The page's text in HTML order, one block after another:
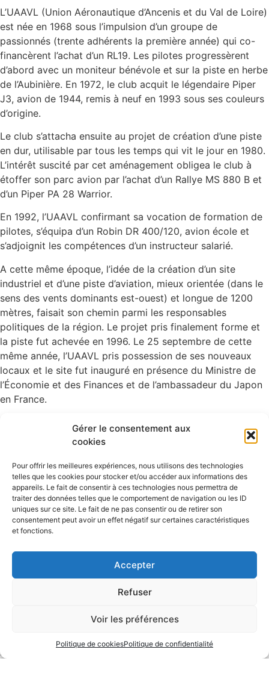
Gérer le consentement aux
cookies
Pour offrir les meilleures expériences, nous utilisons des technologies
telles que les cookies pour stocker et/ou accéder aux informations des
appareils. Le fait de consentir à ces technologies nous permettra de
traiter des données telles que le comportement de navigation ou les ID
uniques sur ce site. Le fait de ne pas consentir ou de retirer son
consentement peut avoir un effet négatif sur certaines caractéristiques
et fonctions.
Accepter
Refuser
Voir les préférences
Politique de cookiesPolitique de confidentialité
L’UAAVL (Union Aéronautique d’Ancenis et du Val de Loire)
est née en 1968 sous l’impulsion d’un groupe de
passionnés (trente adhérents la première année) qui co-
financèrent l’achat d’un RL19. Les pilotes progressèrent
d’abord avec un moniteur bénévole et sur la piste en herbe
de l’Aubinière. En 1972, le club acquit le légendaire Piper
J3, avion de 1944, remis à neuf en 1993 sous ses couleurs
d’origine.
Le club s’attacha ensuite au projet de création d’une piste
en dur, utilisable par tous les temps qui vit le jour en 1980.
L’intérêt suscité par cet aménagement obligea le club à
étoffer son parc avion par l’achat d’un Rallye MS 880 B et
d’un Piper PA 28 Warrior.
En 1992, l’UAAVL confirmant sa vocation de formation de
pilotes, s’équipa d’un Robin DR 400/120, avion école et
s’adjoignit les compétences d’un instructeur salarié.
A cette même époque, l’idée de la création d’un site
industriel et d’une piste d’aviation, mieux orientée (dans le
sens des vents dominants est-ouest) et longue de 1200
mètres, faisait son chemin parmi les responsables
politiques de la région. Le projet pris finalement forme et
la piste fut achevée en 1996. Le 25 septembre de cette
même année, l’UAAVL pris possession de ses nouveaux
locaux et le site fut inauguré en présence du Ministre de
l’Économie et des Finances et de l’ambassadeur du Japon
en France.
En 2000, le club devient Aéro-club du Pays d’Ancenis
(ACPA), du nom de la communauté de communes. Son
le nombre d’adhérents est maintenant de 130 environ.
En 2003 le balisage est installé, ouvrant la possibilité
d’entraînement et liaisons de nuit.
En 2006, l’aéro-club se dote d’un cinquième avion, le
DR400 qui porte à 3 ce type d’avion à l’aéro-club.
En 2012, le club s’ouvre à l’activité ULM et fait l’acquisition
d’un ULM multi-axes « Bestoff Nynja ».
Fin 2014, c’est le 70eme anniversaire du Piper J3 F-BETY.
En 2015, l’ACPA décide de s’équiper d’un Robin neuf « DR
401 ». Ce dernier a intégré la flotte tout début 2016.